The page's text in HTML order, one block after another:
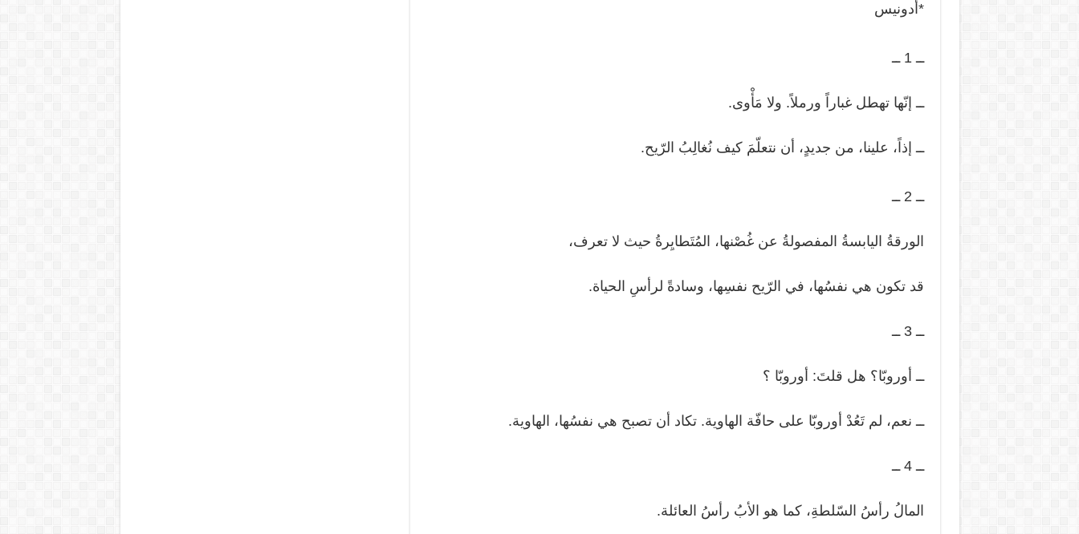
*أدونيس
ــ 1 ــ
ــ إنّها تهطل غباراً ورملاً. ولا مَأْوى.
ــ إذاً، علينا، من جديدٍ، أن نتعلّمَ كيف نُغالِبُ الرّيح.
ــ 2 ــ
الورقةُ اليابسةُ المفصولةُ عن غُصْنها، المُتَطايِرةُ حيث لا تعرف،
قد تكون هي نفسُها، في الرّيح نفسِها، وسادةً لرأسِ الحياة.
ــ 3 ــ
ــ أوروبّا؟ هل قلتَ: أوروبّا ؟
ــ نعم، لم تَعُدْ أوروبّا على حافّة الهاوية. تكاد أن تصبح هي نفسُها، الهاوية.
ــ 4 ــ
المالُ رأسُ السّلطةِ، كما هو الأبُ رأسُ العائلة.